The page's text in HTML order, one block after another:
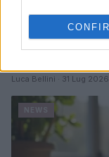
Risarcimento
Luca Bellini · 31 Lug 2026